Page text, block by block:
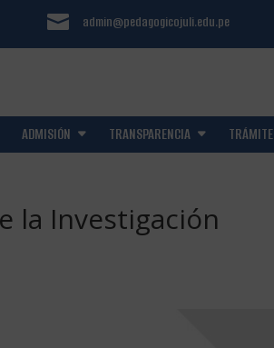
 admin@pedagogicojuli.edu.pe
ADMISIÓN TRANSPARENCIA TRÁMITE
la Investigación